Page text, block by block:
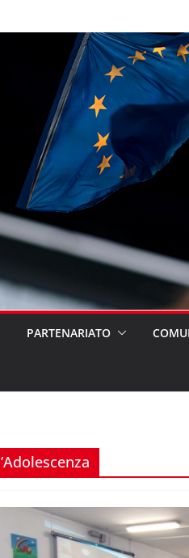
PARTENARIATO